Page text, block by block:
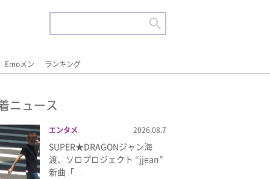
Emoメン ランキング
ニュース
エンタメ 2026.08.7
SUPER★DRAGONジャン海
渡、ソロプロジェクト “jjean”
新曲「…